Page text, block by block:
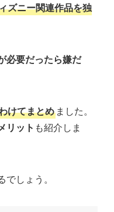
ズニー関連作品を独
必要だったら嫌だ
けてまとめ ました。
リット も紹介しま
しょう。